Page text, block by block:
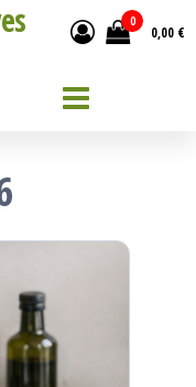
0
0,00 €